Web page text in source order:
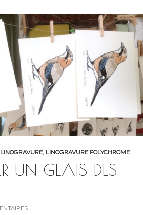
LINOGRAVURE, LINOGRAVURE POLYCHROME
UN GEAIS DES